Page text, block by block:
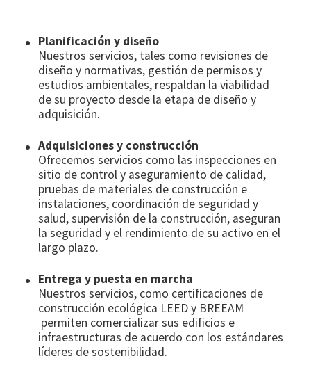
Planificación y diseño
Nuestros servicios, tales como revisiones de
diseño y normativas, gestión de permisos y
estudios ambientales, respaldan la viabilidad
de su proyecto desde la etapa de diseño y
adquisición.
Adquisiciones y construcción
Ofrecemos servicios como las inspecciones en
sitio de control y aseguramiento de calidad,
pruebas de materiales de construcción e
instalaciones, coordinación de seguridad y
salud, supervisión de la construcción, aseguran
la seguridad y el rendimiento de su activo en el
largo plazo.
Entrega y puesta en marcha
Nuestros servicios, como certificaciones de
construcción ecológica LEED y BREEAM
permiten comercializar sus edificios e
infraestructuras de acuerdo con los estándares
líderes de sostenibilidad.